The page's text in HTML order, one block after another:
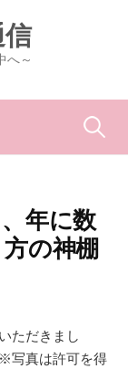
へ～
検
年に数
の神棚
ただきまし
写真は許可を得